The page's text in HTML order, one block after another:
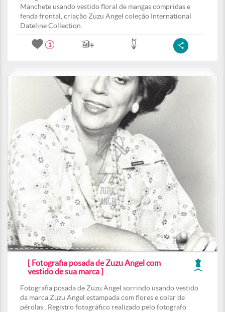
Manchete usando vestido floral de mangas compridas e
fenda frontal, criação Zuzu Angel coleção International
Dateline Collection.
1
[ Fotografia posada de Zuzu Angel com
vestido de sua marca ]
Fotografia posada de Zuzu Angel sorrindo usando vestido
da marca Zuzu Angel estampada com flores e colar de
pérolas . Registro fotográfico realizado pelo fotografo